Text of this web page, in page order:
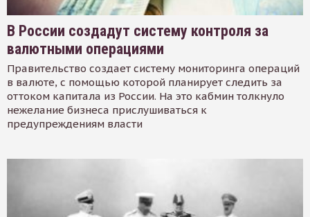
В России создадут систему контроля за
валютными операциями
Правительство создает систему мониторинга операций
в валюте, с помощью которой планирует следить за
оттоком капитала из России. На это кабмин толкнуло
нежелание бизнеса прислушиваться к
предупреждениям власти